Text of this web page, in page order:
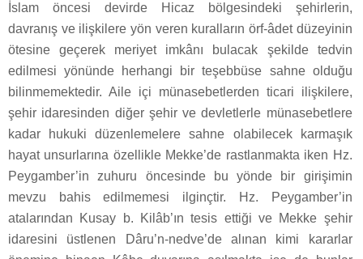
İslam öncesi devirde Hicaz bölgesindeki şehirlerin,
davranış ve ilişkilere yön veren kuralların örf-âdet düzeyinin
ötesine geçerek meriyet imkânı bulacak şekilde tedvin
edilmesi yönünde herhangi bir teşebbüse sahne olduğu
bilinmemektedir. Aile içi münasebetlerden ticari ilişkilere,
şehir idaresinden diğer şehir ve devletlerle münasebetlere
kadar hukuki düzenlemelere sahne olabilecek karmaşık
hayat unsurlarına özellikle Mekke’de rastlanmakta iken Hz.
Peygamber’in zuhuru öncesinde bu yönde bir girişimin
mevzu bahis edilmemesi ilginçtir. Hz. Peygamber’in
atalarından Kusay b. Kilâb’ın tesis ettiği ve Mekke şehir
idaresini üstlenen Dâru’n-nedve’de alınan kimi kararlar